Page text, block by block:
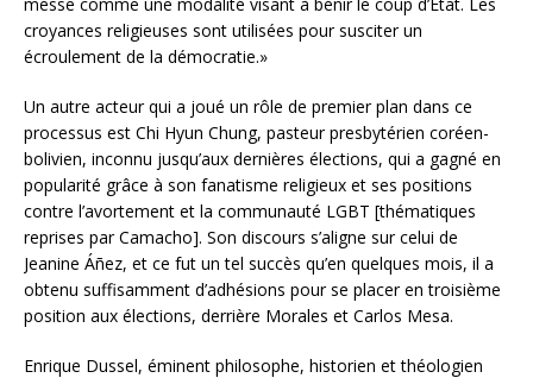
croyances religieuses sont utilisées pour susciter un
écroulement de la démocratie.»
Un autre acteur qui a joué un rôle de premier plan dans ce
processus est Chi Hyun Chung, pasteur presbytérien coréen-
bolivien, inconnu jusqu’aux dernières élections, qui a gagné en
popularité grâce à son fanatisme religieux et ses positions
contre l’avortement et la communauté LGBT [thématiques
reprises par Camacho]. Son discours s’aligne sur celui de
Jeanine Áñez, et ce fut un tel succès qu’en quelques mois, il a
obtenu suffisamment d’adhésions pour se placer en troisième
position aux élections, derrière Morales et Carlos Mesa.
Enrique Dussel, éminent philosophe, historien et théologien